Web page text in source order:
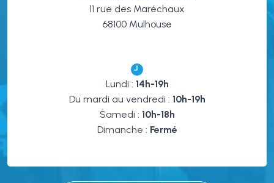
11 rue des Maréchaux
68100 Mulhouse
Lundi : 14h-19h
Du mardi au vendredi : 10h-19h
Samedi : 10h-18h
Dimanche : Fermé